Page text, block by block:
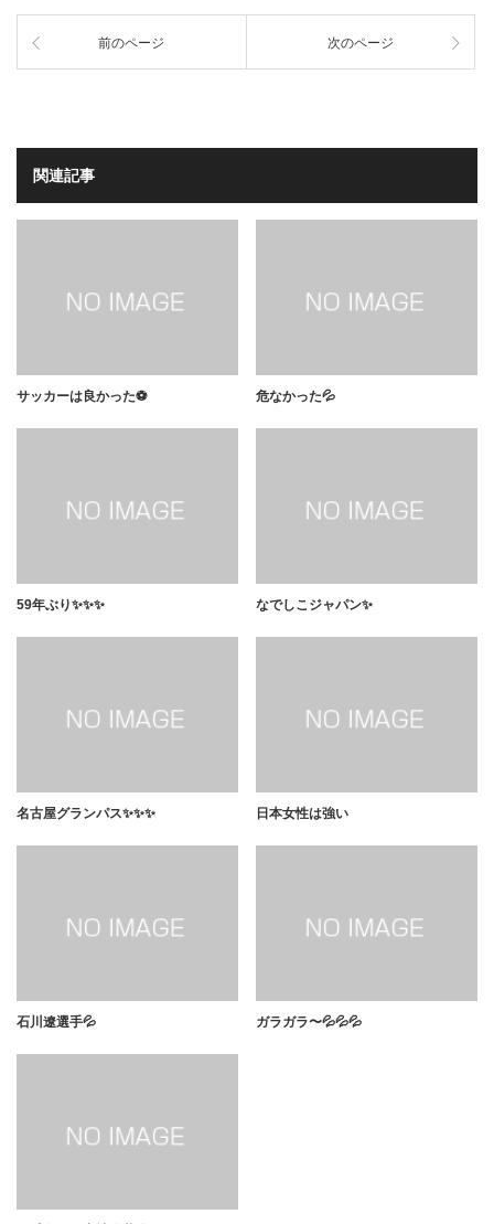
前のページ 次のページ
関連記事
サッカーは良かった⚽️ 危なかった💦
59年ぶり✨✨✨ なでしこジャパン✨
名古屋グランパス✨✨✨ 日本女性は強い
石川遼選手💦 ガラガラ〜💦💦💦